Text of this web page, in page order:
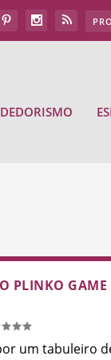
PLINKO GAME
um tabuleiro